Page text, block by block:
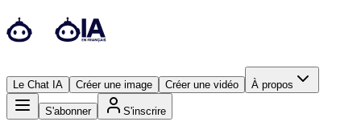
Le Chat IA Créer une image Créer une vidéo À propos
S'abonner S'inscrire